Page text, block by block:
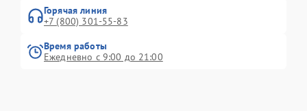
Горячая линия
+7 (800) 301-55-83
Время работы
Ежедневно с 9:00 до 21:00